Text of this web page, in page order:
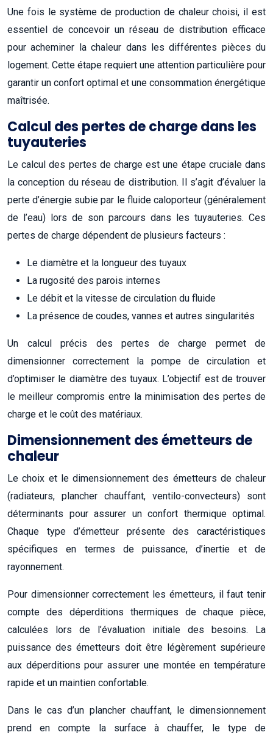
Une fois le système de production de chaleur choisi, il est
essentiel de concevoir un réseau de distribution efficace
pour acheminer la chaleur dans les différentes pièces du
logement. Cette étape requiert une attention particulière pour
garantir un confort optimal et une consommation énergétique
maîtrisée.
Calcul des pertes de charge dans les
tuyauteries
Le calcul des pertes de charge est une étape cruciale dans
la conception du réseau de distribution. Il s’agit d’évaluer la
perte d’énergie subie par le fluide caloporteur (généralement
de l’eau) lors de son parcours dans les tuyauteries. Ces
pertes de charge dépendent de plusieurs facteurs :
Le diamètre et la longueur des tuyaux
La rugosité des parois internes
Le débit et la vitesse de circulation du fluide
La présence de coudes, vannes et autres singularités
Un calcul précis des pertes de charge permet de
dimensionner correctement la pompe de circulation et
d’optimiser le diamètre des tuyaux. L’objectif est de trouver
le meilleur compromis entre la minimisation des pertes de
charge et le coût des matériaux.
Dimensionnement des émetteurs de
chaleur
Le choix et le dimensionnement des émetteurs de chaleur
(radiateurs, plancher chauffant, ventilo-convecteurs) sont
déterminants pour assurer un confort thermique optimal.
Chaque type d’émetteur présente des caractéristiques
spécifiques en termes de puissance, d’inertie et de
rayonnement.
Pour dimensionner correctement les émetteurs, il faut tenir
compte des déperditions thermiques de chaque pièce,
calculées lors de l’évaluation initiale des besoins. La
puissance des émetteurs doit être légèrement supérieure
aux déperditions pour assurer une montée en température
rapide et un maintien confortable.
Dans le cas d’un plancher chauffant, le dimensionnement
prend en compte la surface à chauffer, le type de